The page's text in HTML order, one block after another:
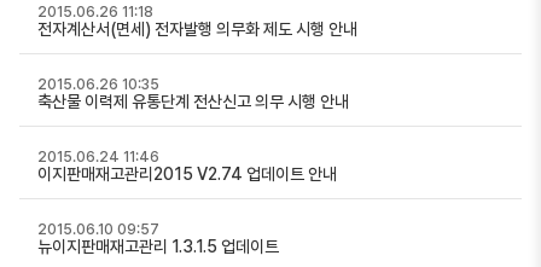
전자계산서(면세) 전자발행 의무화 제도 시행 안내
2015.06.26 11:18
축산물 이력제 유통단계 전산신고 의무 시행 안내
2015.06.26 10:35
이지판매재고관리2015 V2.74 업데이트 안내
2015.06.24 11:46
뉴이지판매재고관리 1.3.1.5 업데이트
2015.06.10 09:57